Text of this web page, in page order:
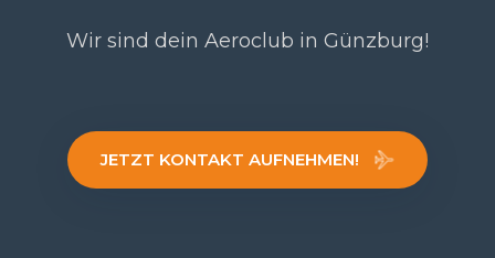
Wir sind dein Aeroclub in Günzburg!
JETZT KONTAKT AUFNEHMEN!